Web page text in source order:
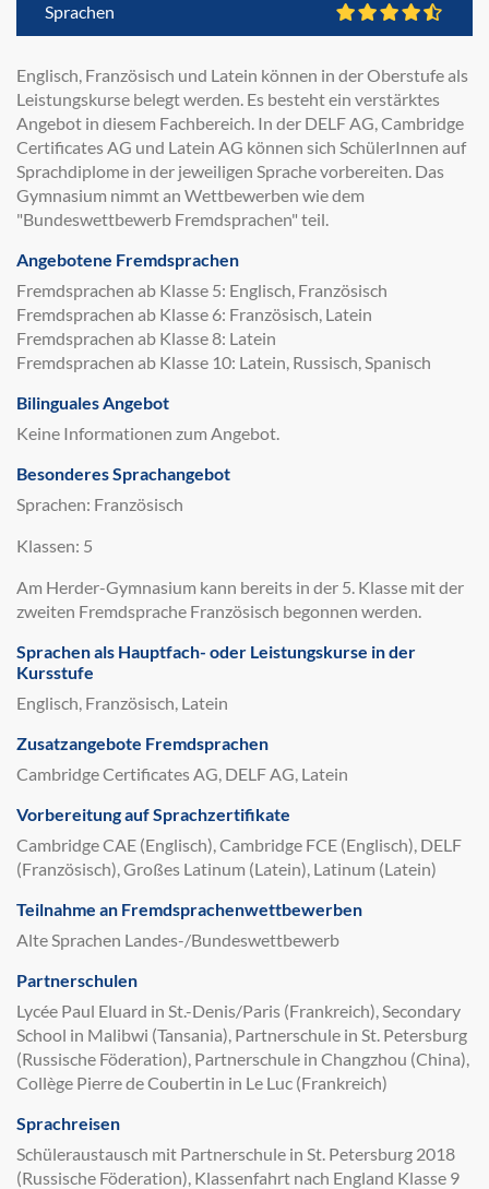
Sprachen
Englisch, Französisch und Latein können in der Oberstufe als
Leistungskurse belegt werden. Es besteht ein verstärktes
Angebot in diesem Fachbereich. In der DELF AG, Cambridge
Certificates AG und Latein AG können sich SchülerInnen auf
Sprachdiplome in der jeweiligen Sprache vorbereiten. Das
Gymnasium nimmt an Wettbewerben wie dem
"Bundeswettbewerb Fremdsprachen" teil.
Angebotene Fremdsprachen
Fremdsprachen ab Klasse 5: Englisch, Französisch
Fremdsprachen ab Klasse 6: Französisch, Latein
Fremdsprachen ab Klasse 8: Latein
Fremdsprachen ab Klasse 10: Latein, Russisch, Spanisch
Bilinguales Angebot
Keine Informationen zum Angebot.
Besonderes Sprachangebot
Sprachen: Französisch
Klassen: 5
Am Herder-Gymnasium kann bereits in der 5. Klasse mit der
zweiten Fremdsprache Französisch begonnen werden.
Sprachen als Hauptfach- oder Leistungskurse in der
Kursstufe
Englisch, Französisch, Latein
Zusatzangebote Fremdsprachen
Cambridge Certificates AG, DELF AG, Latein
Vorbereitung auf Sprachzertifikate
Cambridge CAE (Englisch), Cambridge FCE (Englisch), DELF
(Französisch), Großes Latinum (Latein), Latinum (Latein)
Teilnahme an Fremdsprachenwettbewerben
Alte Sprachen Landes-/Bundeswettbewerb
Partnerschulen
Lycée Paul Eluard in St.-Denis/Paris (Frankreich), Secondary
School in Malibwi (Tansania), Partnerschule in St. Petersburg
(Russische Föderation), Partnerschule in Changzhou (China),
Collège Pierre de Coubertin in Le Luc (Frankreich)
Sprachreisen
Schüleraustausch mit Partnerschule in St. Petersburg 2018
(Russische Föderation), Klassenfahrt nach England Klasse 9